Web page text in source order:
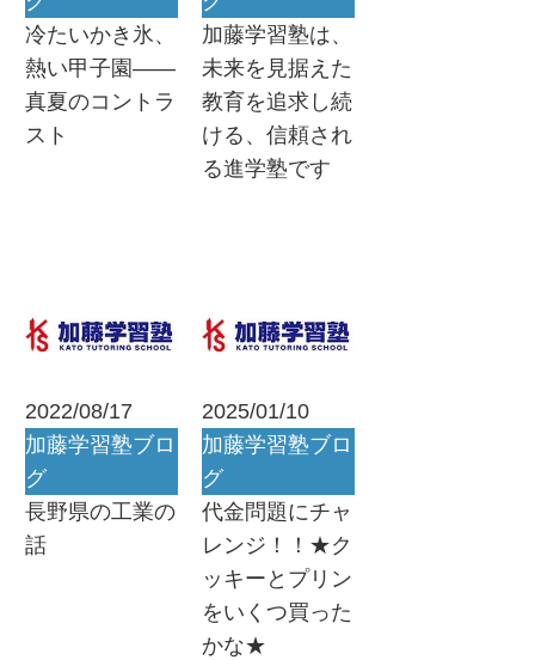
冷たいかき氷、
熱い甲子園——
真夏のコントラ
スト
加藤学習塾は、
未来を見据えた
教育を追求し続
ける、信頼され
る進学塾です
2022/08/17
加藤学習塾ブロ
グ
長野県の工業の
話
2025/01/10
加藤学習塾ブロ
グ
代金問題にチャ
レンジ！！★ク
ッキーとプリン
をいくつ買った
かな★